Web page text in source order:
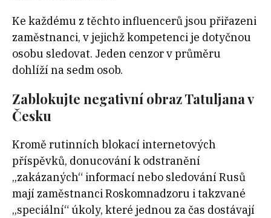
Ke každému z těchto influencerů jsou přiřazeni
zaměstnanci, v jejichž kompetenci je dotyčnou
osobu sledovat. Jeden cenzor v průměru
dohlíží na sedm osob.
Zablokujte negativní obraz Tatuljana v
Česku
Kromě rutinních blokací internetových
příspěvků, donucování k odstranění
„zakázaných“ informací nebo sledování Rusů
mají zaměstnanci Roskomnadzoru i takzvané
„speciální“ úkoly, které jednou za čas dostávají